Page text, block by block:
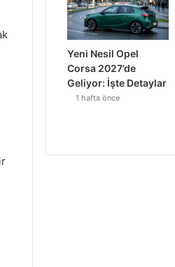
Yeni Nesil Opel
Corsa 2027’de
Geliyor: İşte Detaylar
1 hafta önce